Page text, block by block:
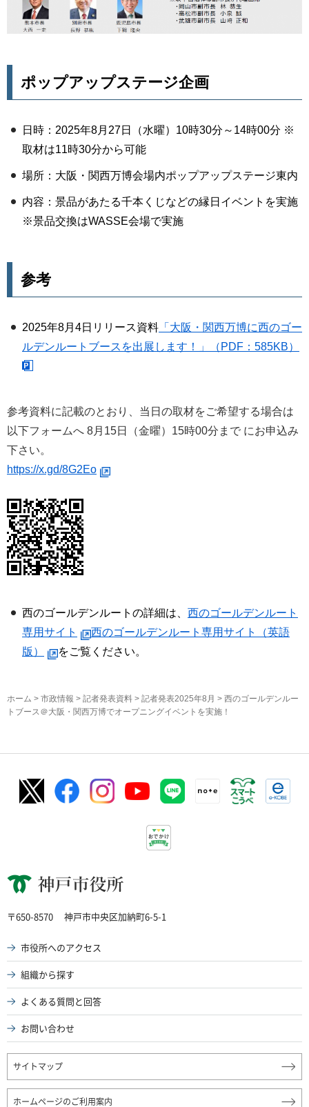
ポップアップステージ企画
日時：2025年8月27日（水曜）10時30分～14時00分 ※
取材は11時30分から可能
場所：大阪・関西万博会場内ポップアップステージ東内
内容：景品があたる千本くじなどの縁日イベントを実施
※景品交換はWASSE会場で実施
参考
2025年8月4日リリース資料 「大阪・関西万博に西のゴー
ルデンルートブースを出展します！」（PDF：585KB）
参考資料に記載のとおり、当日の取材をご希望する場合は
以下フォームへ 8月15日（金曜）15時00分まで にお申込み
下さい。
https://x.gd/8G2Eo
西のゴールデンルートの詳細は、 西のゴールデンルート
専用サイト
西のゴールデンルート専用サイト（英語
版）
をご覧ください。
ホーム > 市政情報 > 記者発表資料 > 記者発表2025年8月 > 西のゴールデンルー
トブース＠大阪・関西万博でオープニングイベントを実施！
神戸市役所
〒650-8570 神戸市中央区加納町6-5-1
市役所へのアクセス
組織から探す
よくある質問と回答
お問い合わせ
サイトマップ
ホームページのご利用案内